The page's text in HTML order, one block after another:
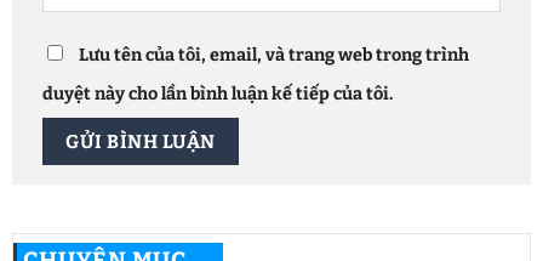
Lưu tên của tôi, email, và trang web trong trình
duyệt này cho lần bình luận kế tiếp của tôi.